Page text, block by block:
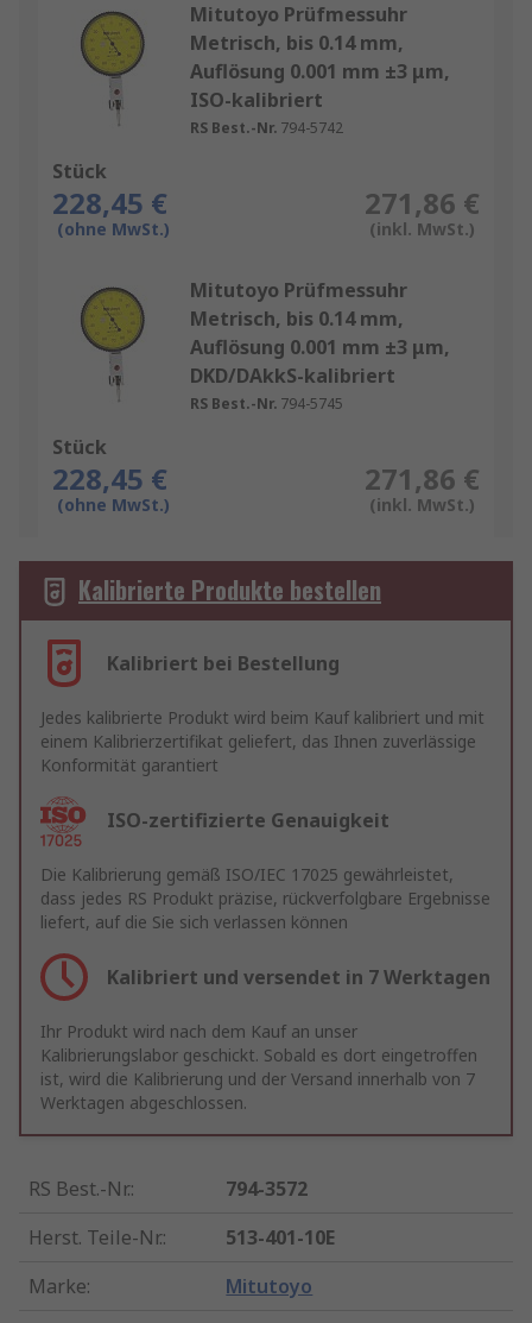
Mitutoyo Prüfmessuhr
Metrisch, bis 0.14 mm,
Auflösung 0.001 mm ±3 μm,
ISO-kalibriert
RS Best.-Nr. 794-5742
Stück
228,45 €
(ohne MwSt.)
271,86 €
(inkl. MwSt.)
Mitutoyo Prüfmessuhr
Metrisch, bis 0.14 mm,
Auflösung 0.001 mm ±3 μm,
DKD/DAkkS-kalibriert
RS Best.-Nr. 794-5745
Stück
228,45 €
(ohne MwSt.)
271,86 €
(inkl. MwSt.)
Kalibrierte Produkte bestellen
Kalibriert bei Bestellung
Jedes kalibrierte Produkt wird beim Kauf kalibriert und mit
einem Kalibrierzertifikat geliefert, das Ihnen zuverlässige
Konformität garantiert
ISO-zertifizierte Genauigkeit
Die Kalibrierung gemäß ISO/IEC 17025 gewährleistet,
dass jedes RS Produkt präzise, rückverfolgbare Ergebnisse
liefert, auf die Sie sich verlassen können
Kalibriert und versendet in 7 Werktagen
Ihr Produkt wird nach dem Kauf an unser
Kalibrierungslabor geschickt. Sobald es dort eingetroffen
ist, wird die Kalibrierung und der Versand innerhalb von 7
Werktagen abgeschlossen.
RS Best.-Nr.:
794-3572
Herst. Teile-Nr.:
513-401-10E
Marke: Mitutoyo